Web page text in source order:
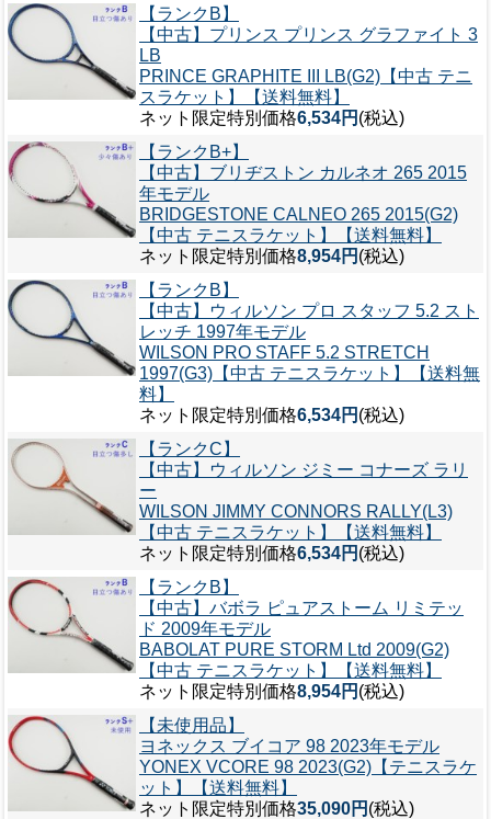
【ランクB】
【中古】プリンス プリンス グラファイト 3
LB
PRINCE GRAPHITE III LB(G2)【中古 テニ
スラケット】【送料無料】
ネット限定特別価格6,534円 (税込)
【ランクB+】
【中古】ブリヂストン カルネオ 265 2015
年モデル
BRIDGESTONE CALNEO 265 2015(G2)
【中古 テニスラケット】【送料無料】
ネット限定特別価格8,954円 (税込)
【ランクB】
【中古】ウィルソン プロ スタッフ 5.2 スト
レッチ 1997年モデル
WILSON PRO STAFF 5.2 STRETCH
1997(G3)【中古 テニスラケット】【送料無
料】
ネット限定特別価格6,534円 (税込)
【ランクC】
【中古】ウィルソン ジミー コナーズ ラリ
ー
WILSON JIMMY CONNORS RALLY(L3)
【中古 テニスラケット】【送料無料】
ネット限定特別価格6,534円 (税込)
【ランクB】
【中古】バボラ ピュアストーム リミテッ
ド 2009年モデル
BABOLAT PURE STORM Ltd 2009(G2)
【中古 テニスラケット】【送料無料】
ネット限定特別価格8,954円 (税込)
【未使用品】
ヨネックス ブイコア 98 2023年モデル
YONEX VCORE 98 2023(G2)【テニスラケ
ット】【送料無料】
ネット限定特別価格35,090円 (税込)